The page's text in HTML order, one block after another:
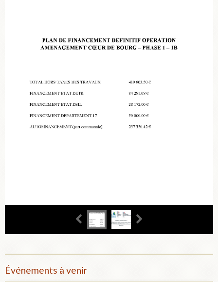
Événements à venir